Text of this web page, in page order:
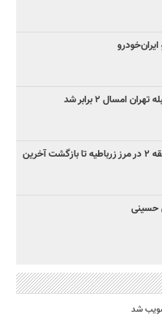
ایران‌خودرو
امسال ۲ برابر شد
استقرار شبانه‌روزی خادمین منطقه ۲ در مرز زرباطیه تا بازگشت آخرین
حسینی
شد